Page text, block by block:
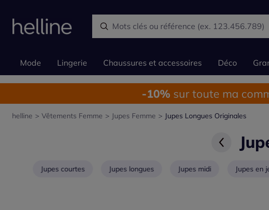
Mode Lingerie Chaussures et accessoires Déco
-10% sur toute ma
helline > Vêtements Femme > Jupes Femme > Jupes Longues Originales
Jupes courtes Jupes longues Jupes midi Jupes en